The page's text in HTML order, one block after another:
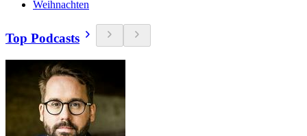
Weihnachten
Top Podcasts